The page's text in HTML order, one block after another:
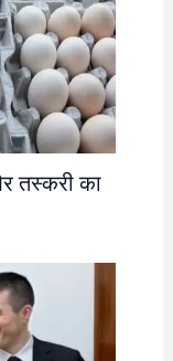
तस्करी का